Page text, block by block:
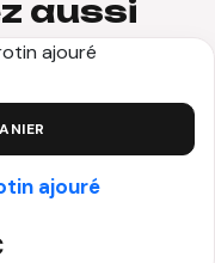
aussi
ajouré